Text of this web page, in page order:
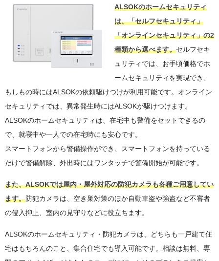
ALSOKのホームセキュリティ
は、「セルフセキュリティ」
「オンラインセキュリティ」の2
種類から選べます。セルフセキ
ュリティでは、お手頃価格でホ
ームセキュリティを実現でき、
もしもの時にはALSOKの依頼駆けつけが利用可能です。オンライン
セキュリティでは、異常発生時にはALSOKが駆けつけます。
ALSOKのホームセキュリティは、在宅中も警備をセットできるの
で、就寝中や一人での在宅時にも安心です。
スマートフォンから警備操作ができ、スマートフォンを持っている
だけで警備解除、外出時にはワンタッチで警備開始が可能です。
また、ALSOKでは屋内・屋外対応の防犯カメラも各種ご用意してい
ます。防犯カメラは、空き巣対策のほか自動車盗や強盗など不審者
の侵入抑止、室内の見守りなどに役立ちます。
ALSOKのホームセキュリティ・防犯カメラは、どちらも一戸建て住
宅はもちろんのこと、集合住宅でも導入可能です。相談は無料、専